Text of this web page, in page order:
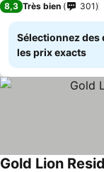
8,3 Très bien 301
Sélectionnez des
les prix exacts
Gold Lion